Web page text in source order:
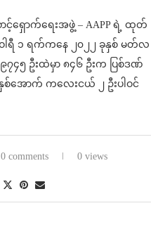
င့်ရှောက်ရေးအဖွဲ့ – AAPP ရဲ့ ထုတ်
ဝါရီ ၁ ရက်ကနေ ၂၀၂၂ ခုနှစ် မတ်လ
၄၅ ဦးထဲမှာ ၈၄၆ ဦးက ပြစ်ဒဏ်
နှစ်အောက် ကလေးငယ် ၂ ဦးပါဝင်
0 comments 0 views